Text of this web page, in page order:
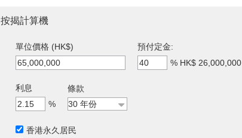
按揭計算機
單位價格 (HK$)
預付定金:
% HK$ 26,000,000
利息
%
條款
香港永久居民